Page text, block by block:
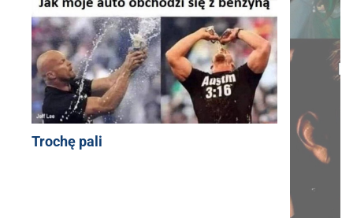
Trochę pali